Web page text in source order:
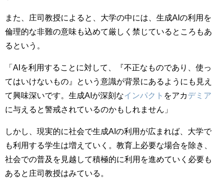
また、庄司教授によると、大学の中には、生成AIの利用を
倫理的な非難の意味も込めて厳しく禁じているところもあ
るという。
「AIを利用することに対して、『不正なものであり、使っ
てはいけないもの』という意識が背景にあるようにも見え
て興味深いです。生成AIが深刻なインパクト をアカデミア
に与えると警戒されているのかもしれません」
しかし、現実的に社会で生成AIの利用が広まれば、大学で
も利用する学生は増えていく。教育上必要な場合を除き、
社会での普及を見越して積極的に利用を進めていく必要も
あると庄司教授はみている。